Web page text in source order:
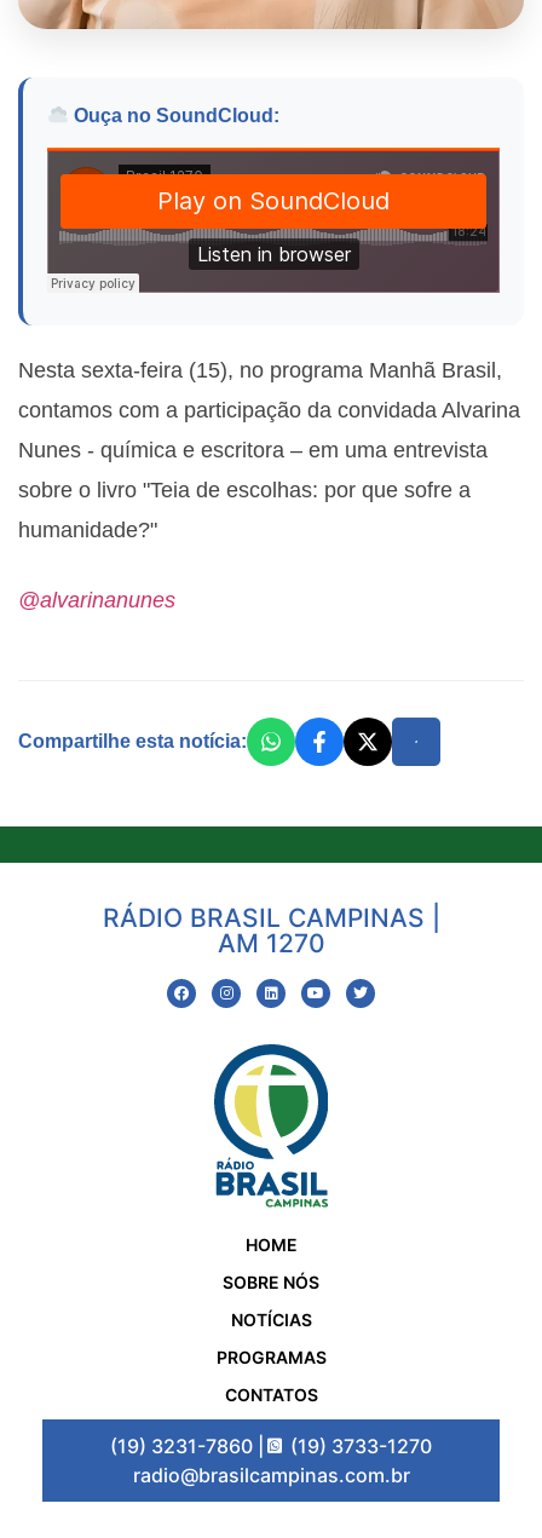
Ouça no SoundCloud:
Nesta sexta-feira (15), no programa Manhã Brasil,
contamos com a participação da convidadaAlvarina
Nunes - química e escritora – em uma entrevista
sobre o livro "Teia de escolhas: por que sofre a
humanidade?"
@alvarinanunes
Compartilhe esta notícia:
RÁDIO BRASIL CAMPINAS |
AM 1270
HOME
SOBRE NÓS
NOTÍCIAS
PROGRAMAS
CONTATOS
(19) 3231-7860 |
(19) 3733-1270
radio@brasilcampinas.com.br